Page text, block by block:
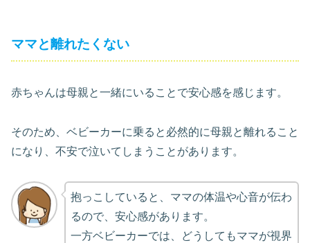
ママと離れたくない
赤ちゃんは母親と一緒にいることで安心感を感じます。
そのため、ベビーカーに乗ると必然的に母親と離れること
になり、不安で泣いてしまうことがあります。
抱っこしていると、ママの体温や心音が伝わ
るので、安心感があります。
一方ベビーカーでは、どうしてもママが視界